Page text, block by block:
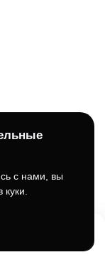
с нами, вы